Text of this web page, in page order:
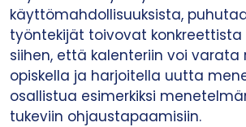
käyttömahdollisuuksista,
työntekijät toivovat
siihen, että kalenteriin voi
opiskella ja harjoitella uutta
osallistua esimerkiksi
tukeviin ohjaustapaamisiin.